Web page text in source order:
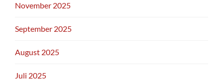
November 2025
September 2025
August 2025
Juli 2025